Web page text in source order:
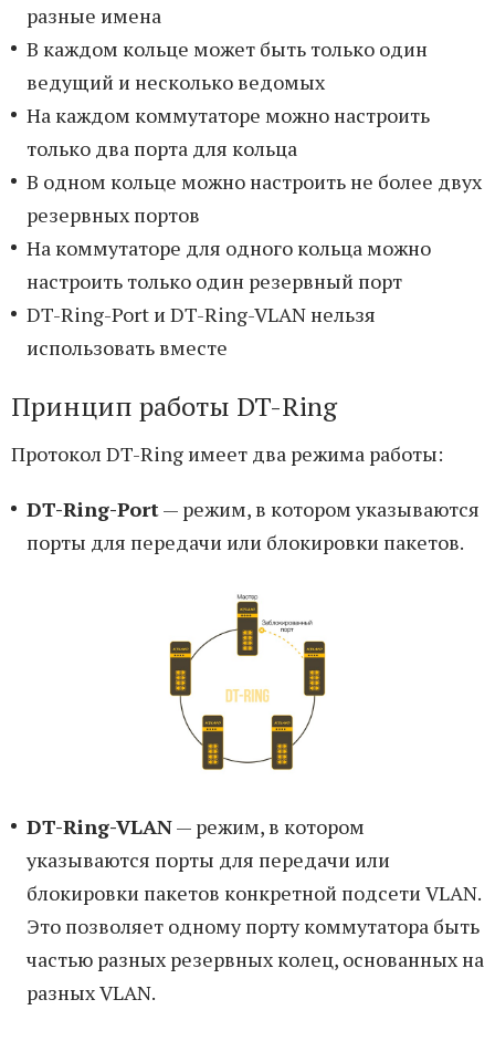
разные имена
В каждом кольце может быть только один
ведущий и несколько ведомых
На каждом коммутаторе можно настроить
только два порта для кольца
В одном кольце можно настроить не более двух
резервных портов
На коммутаторе для одного кольца можно
настроить только один резервный порт
DT-Ring-Port и DT-Ring-VLAN нельзя
использовать вместе
Принцип работы DT-Ring
Протокол DT-Ring имеет два режима работы:
DT-Ring-Port— режим, в котором указываются
порты для передачи или блокировки пакетов.
DT-Ring-VLAN— режим, в котором
указываются порты для передачи или
блокировки пакетов конкретной подсети VLAN.
Это позволяет одному порту коммутатора быть
частью разных резервных колец, основанных на
разных VLAN.